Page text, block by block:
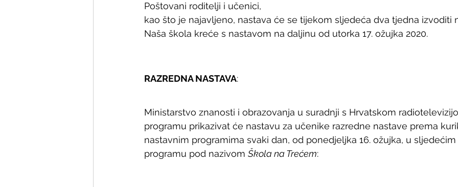
Poštovani roditelji i učenici,
kao što je najavljeno, nastava će se tijekom sljedeća dva tjedna izvoditi
Naša škola kreće s nastavom na daljinu od utorka 17. ožujka 2020.
RAZREDNA NASTAVA:
Ministarstvo znanosti i obrazovanja u suradnji s Hrvatskom
programu prikazivat će nastavu za učenike razredne nastave prema
nastavnim programima svaki dan, od ponedjeljka 16. ožujka, u
programu pod nazivom Škola na Trećem: